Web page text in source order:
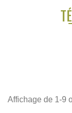
Affichage de 1-9